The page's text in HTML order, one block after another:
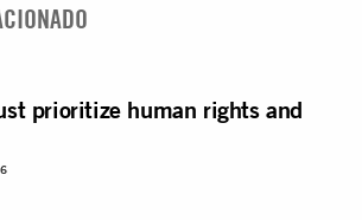
prioritize human rights and